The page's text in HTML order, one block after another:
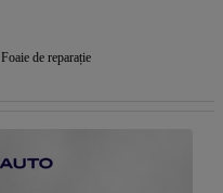
Foaie de reparație